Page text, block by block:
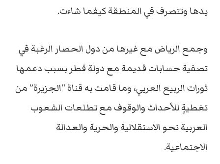
يدها وتتصرف في المنطقة كيفما شاءت.
وجمع الرياض مع غيرها من دول الحصار الرغبة في
تصفية حسابات قديمة مع دولة قطر بسبب دعمها
ثورات الربيع العربي، وما قامت به قناة “الجزيرة” من
تغطيةٍ للأحداث والوقوف مع تطلعات الشعوب
العربية نحو الاستقلالية والحرية والعدالة
الاجتماعية.